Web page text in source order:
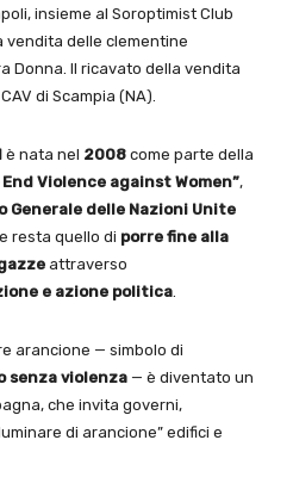
insieme al Soroptimist Club
vendita delle clementine
Donna. Il ricavato della vendita
di Scampia (NA).
è nata nel 2008 come parte della
End Violence against Women”,
Generale delle Nazioni Unite
resta quello di porre fine alla
attraverso
e azione politica.
arancione — simbolo di
senza violenza — è diventato un
che invita governi,
di arancione” edifici e